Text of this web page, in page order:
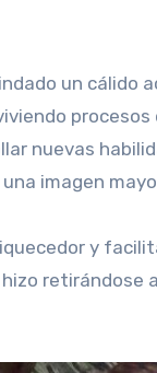
un cálido
nuevas
imagen
y
retirándose